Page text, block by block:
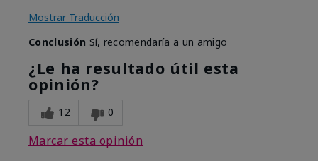
Mostrar Traducción
Conclusión Sí, recomendaría a un amigo
¿Le ha resultado útil esta
opinión?
12 0
Marcar esta opinión